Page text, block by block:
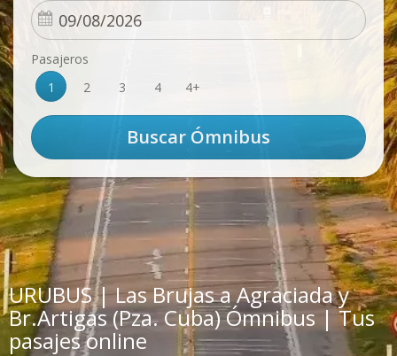
Pasajeros
1
2 3 4 4+
URUBUS | Las Brujas a Agraciada y
Br.Artigas (Pza. Cuba) Ómnibus | Tus
pasajes online